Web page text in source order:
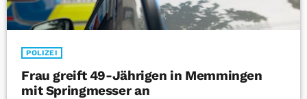
POLIZEI
Frau greift 49-Jährigen in Memmingen
mit Springmesser an